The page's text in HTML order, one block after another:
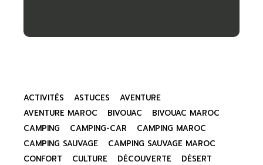
ACTIVITÉS ASTUCES
AVENTURE
AVENTURE MAROC
BIVOUAC
BIVOUAC MAROC
CAMPING
CAMPING-CAR
CAMPING MAROC
CAMPING SAUVAGE
CAMPING SAUVAGE MAROC
CONFORT
CULTURE DÉCOUVERTE
DÉSERT